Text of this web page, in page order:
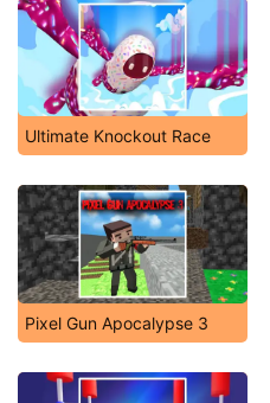
Ultimate Knockout Race
Pixel Gun Apocalypse 3